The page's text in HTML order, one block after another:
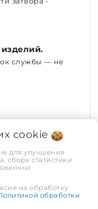
службы — не
| Пар |
cookie
для улучшения
сбора статистики
на обработку
обработки